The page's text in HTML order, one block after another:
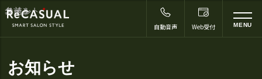
お知らせ
自動音声 Web受付 MENU
コメント*
名前
メール
サイト